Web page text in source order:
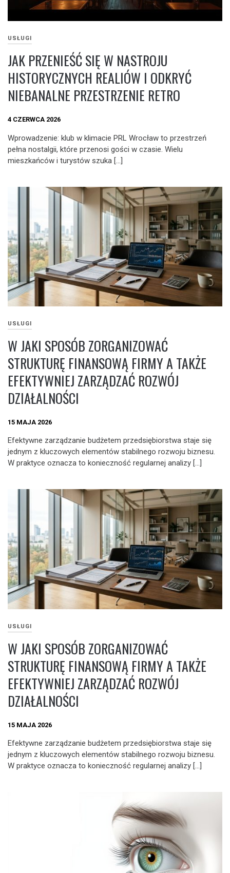
USŁUGI
JAK PRZENIEŚĆ SIĘ W NASTROJU
HISTORYCZNYCH REALIÓW I ODKRYĆ
NIEBANALNE PRZESTRZENIE RETRO
4 CZERWCA 2026
Wprowadzenie: klub w klimacie PRL Wrocław to przestrzeń
pełna nostalgii, które przenosi gości w czasie. Wielu
mieszkańców i turystów szuka […]
USŁUGI
W JAKI SPOSÓB ZORGANIZOWAĆ
STRUKTURĘ FINANSOWĄ FIRMY A TAKŻE
EFEKTYWNIEJ ZARZĄDZAĆ ROZWÓJ
DZIAŁALNOŚCI
15 MAJA 2026
Efektywne zarządzanie budżetem przedsiębiorstwa staje się
jednym z kluczowych elementów stabilnego rozwoju biznesu.
W praktyce oznacza to konieczność regularnej analizy […]
USŁUGI
W JAKI SPOSÓB ZORGANIZOWAĆ
STRUKTURĘ FINANSOWĄ FIRMY A TAKŻE
EFEKTYWNIEJ ZARZĄDZAĆ ROZWÓJ
DZIAŁALNOŚCI
15 MAJA 2026
Efektywne zarządzanie budżetem przedsiębiorstwa staje się
jednym z kluczowych elementów stabilnego rozwoju biznesu.
W praktyce oznacza to konieczność regularnej analizy […]